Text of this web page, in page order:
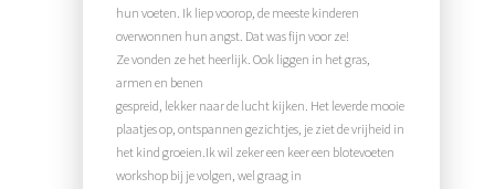
hun voeten. Ik liep voorop, de meeste kinderen
overwonnen hun angst. Dat was fijn voor ze!
Ze vonden ze het heerlijk. Ook liggen in het gras,
armen en benen
gespreid, lekker naar de lucht kijken. Het leverde mooie
plaatjes op, ontspannen gezichtjes, je ziet de vrijheid in
het kind groeien.Ik wil zeker een keer een blotevoeten
workshop bij je volgen, wel graag in